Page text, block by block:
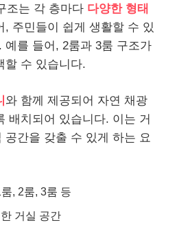
조는 각 층마다 다양한 형태
, 주민들이 쉽게 생활할 수 있
예를 들어, 2룸과 3룸 구조가
할 수 있습니다.
와 함께 제공되어 자연 채광
배치되어 있습니다. 이는 거
공간을 갖출 수 있게 하는 요
, 2룸, 3룸 등
거실 공간